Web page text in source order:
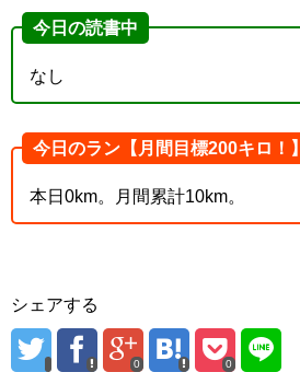
今日の読書中
なし
今日のラン【月間目標200キロ！】
本日0km。月間累計10km。
シェアする
0 0